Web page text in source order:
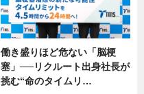
働き盛りほど危ない「脳梗
塞」──リクルート出身社長が
挑む“命のタイムリ…